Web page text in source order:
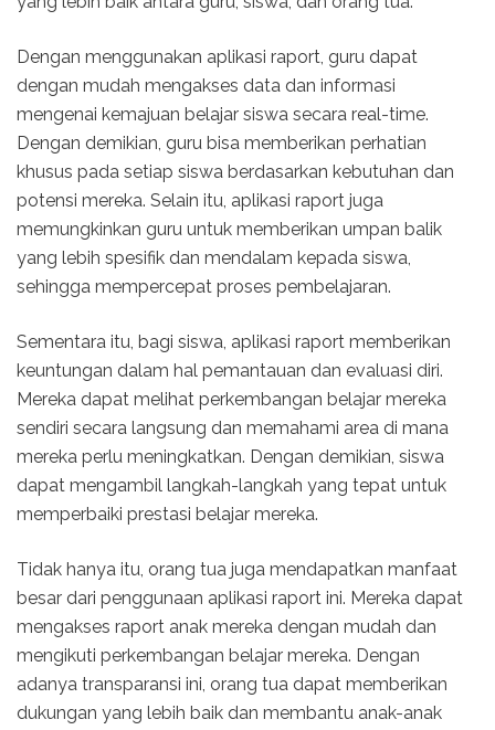
Dengan menggunakan aplikasi raport, guru dapat
dengan mudah mengakses data dan informasi
mengenai kemajuan belajar siswa secara real-time.
Dengan demikian, guru bisa memberikan perhatian
khusus pada setiap siswa berdasarkan kebutuhan dan
potensi mereka. Selain itu, aplikasi raport juga
memungkinkan guru untuk memberikan umpan balik
yang lebih spesifik dan mendalam kepada siswa,
sehingga mempercepat proses pembelajaran.
Sementara itu, bagi siswa, aplikasi raport memberikan
keuntungan dalam hal pemantauan dan evaluasi diri.
Mereka dapat melihat perkembangan belajar mereka
sendiri secara langsung dan memahami area di mana
mereka perlu meningkatkan. Dengan demikian, siswa
dapat mengambil langkah-langkah yang tepat untuk
memperbaiki prestasi belajar mereka.
Tidak hanya itu, orang tua juga mendapatkan manfaat
besar dari penggunaan aplikasi raport ini. Mereka dapat
mengakses raport anak mereka dengan mudah dan
mengikuti perkembangan belajar mereka. Dengan
adanya transparansi ini, orang tua dapat memberikan
dukungan yang lebih baik dan membantu anak-anak